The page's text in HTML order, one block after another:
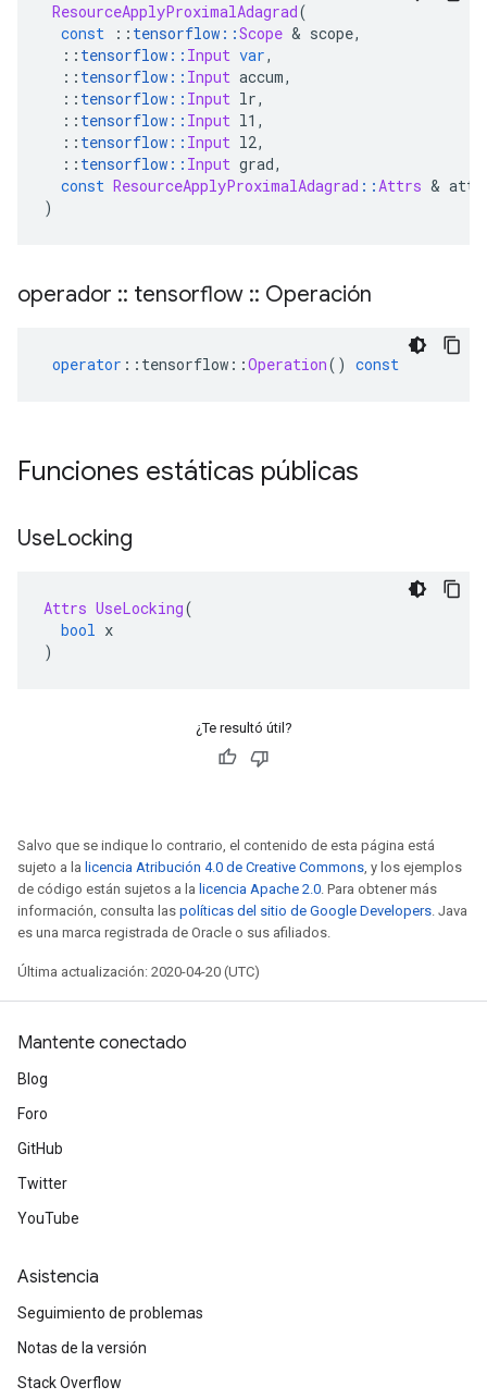
ResourceApplyProximalAdagrad(
const
:: tensorflow ::Scope & scope,
:: tensorflow :: Input var,
:: tensorflow :: Input accum,
:: tensorflow :: Input lr,
:: tensorflow :: Input l1 ,
:: tensorflow :: Input l2,
:: tensorflow :: Input grad,
const ResourceApplyProximalAdagrad ::Attrs &
)
operador :: tensorflow :: Operación
operator :: tensorflow ::Operation() const
Funciones estáticas públicas
UseLocking
Attrs UseLocking(
bool x
)
¿Te resultó útil?
Salvo que se indique lo contrario, el contenido de esta página está
sujeto a la licencia Atribución 4.0 de Creative Commons, y los ejemplos
de código están sujetos a la licencia Apache 2.0. Para obtener más
información, consulta las políticas del sitio de Google Developers. Java
es una marca registrada de Oracle o sus afiliados.
Última actualización: 2020-04-20 (UTC)
Mantente conectado
Blog
Foro
GitHub
Twitter
YouTube
Asistencia
Seguimiento de problemas
Notas de la versión
Stack Overflow